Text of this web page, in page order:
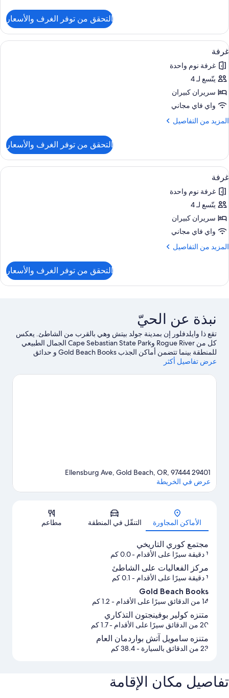
غرفة
سرير
ملكي
التحقق من توفر الغرف والأسعار
استعراض
جميع
صور
غرفة
أغطية فراش متميزة وستائر تعتيم
4
غرفة
غرفة نوم واحدة
يتّسع لـ 4
سريران كبيران
واي فاي مجاني
المزيد من التفاصيل
المزيد
غرفة
التحقق من توفر الغرف والأسعار
استعراض
جميع
صور
غرفة
أغطية فراش متميزة وستائر تعتيم
4
غرفة
غرفة نوم واحدة
يتّسع لـ 4
سريران كبيران
واي فاي مجاني
المزيد من التفاصيل
المزيد
غرفة
التحقق من توفر الغرف والأسعار
نبذة عن الحيّ
تقع ذا وايلدفلور إن بمدينة جولد بيتش وهي بالقرب من الشاطئ. يعكس
كل من Rogue River وCape Sebastian State Park الجمال الطبيعي
للمنطقة بينما تتضمن أماكن الجذب Gold Beach Books و حدائق
بريهيستوريك.لا تفوت فرصة خوض تجارب مثيرة في الهواء الطلق مثل
في مكان قريب، أو تأجير الدراجات في أماكن قريبة والتجول بحرية في
عرض تفاصيل أكثر
الخريطة
29401 Ellensburg Ave, Gold Beach, OR, 97444
عرض في الخريطة
الأماكن المجاورة التنقّل في المنطقة مطاعم
مجتمع كوري التاريخي
1 دقيقة سيرًا على الأقدام - 0.0 كم
مركز الفعاليات على الشاطئ
1 دقيقة سيرًا على الأقدام - 0.1 كم
Gold Beach Books
14 من الدقائق سيرًا على الأقدام - 1.2 كم
متنزه كولير بوفينجتون التذكاري
20 من الدقائق سيرًا على الأقدام - 1.7 كم
متنزه سامويل آتش بواردمان العام
23 من الدقائق بالسيارة - 38.4 كم
تفاصيل مكان الإقامة